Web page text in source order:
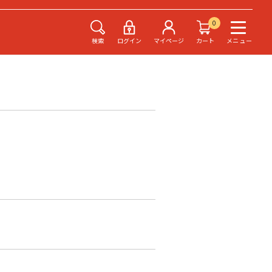
検索 ログイン マイページ
0
カート
メニュー